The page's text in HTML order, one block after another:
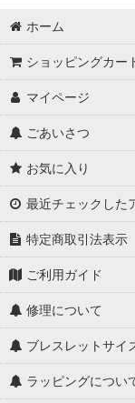
ホーム
ショッピングカー
マイページ
ごあいさつ
お気に入り
最近チェックした
特定商取引法表示
ご利用ガイド
修理について
ブレスレットサイ
ラッピングについ